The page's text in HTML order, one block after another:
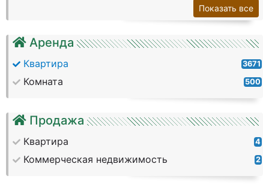
Аренда
Квартира 3671
Комната 500
Продажа
Квартира 4
Коммерческая недвижимость 2
Показать все